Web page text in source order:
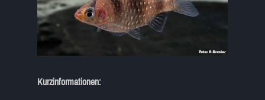
Kurzinformationen: